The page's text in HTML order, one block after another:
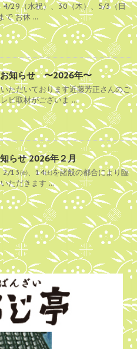
4/29（水祝）、30（木）、5/3（日
で お休 ...
お知らせ 〜2026年〜
ただいております近藤芳正さんのご
ビ取材がございま ...
らせ 2026年２月
2/13㈮、14㈯を諸般の都合により臨
ただきます ...